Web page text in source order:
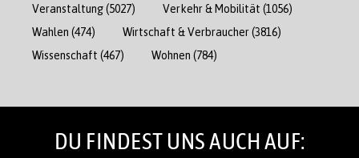
Veranstaltung(5027) Verkehr & Mobilität (1056)
Wahlen (474) Wirtschaft & Verbraucher(3816)
Wissenschaft (467) Wohnen (784)
DU FINDEST UNS AUCH AUF: